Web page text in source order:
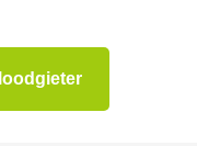
loodgieter